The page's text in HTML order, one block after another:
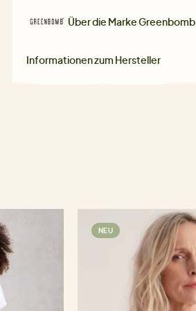
Über die MarkeGreenbomb
Informationen zum Hersteller
NEU